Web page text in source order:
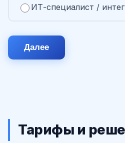
ИТ-специалист /
Далее
Тарифы и